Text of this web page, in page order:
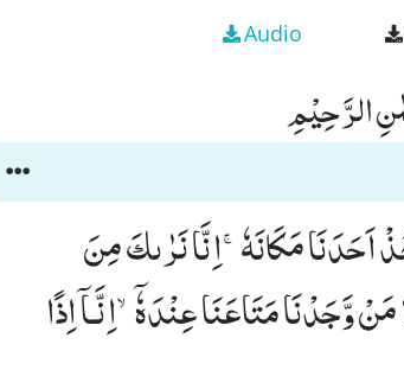
Audio
الرَّحِیْمِ
اَحَدَنَا مَكَانَهٗۚ-اِنَّا نَرٰىكَ مِنَ
اِلَّا مَنْ وَّجَدْنَا مَتَاعَنَا عِنْدَهٗۤۙ-اِنَّـاۤ اِذًا